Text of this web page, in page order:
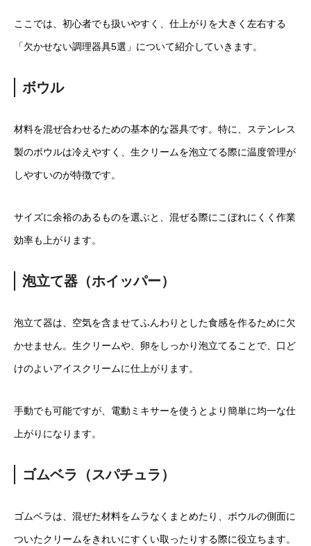
ここでは、初心者でも扱いやすく、仕上がりを大きく左右する
「欠かせない調理器具5選」について紹介していきます。
ボウル
材料を混ぜ合わせるための基本的な器具です。特に、ステンレス
製のボウルは冷えやすく、生クリームを泡立てる際に温度管理が
しやすいのが特徴です。
サイズに余裕のあるものを選ぶと、混ぜる際にこぼれにくく作業
効率も上がります。
泡立て器（ホイッパー）
泡立て器は、空気を含ませてふんわりとした食感を作るために欠
かせません。生クリームや、卵をしっかり泡立てることで、口ど
けのよいアイスクリームに仕上がります。
手動でも可能ですが、電動ミキサーを使うとより簡単に均一な仕
上がりになります。
ゴムベラ（スパチュラ）
ゴムベラは、混ぜた材料をムラなくまとめたり、ボウルの側面に
ついたクリームをきれいにすくい取ったりする際に役立ちます。